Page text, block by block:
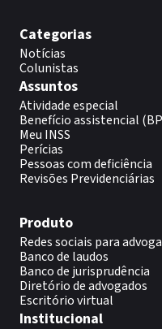
Categorias
Notícias
Colunistas
Assuntos
Atividade especial
Benefício assistencial
Meu INSS
Perícias
Pessoas com deficiência
Revisões Previdenciárias
Produto
Redes sociais para
Banco de laudos
Banco de jurisprudência
Diretório de advogados
Escritório virtual
Institucional